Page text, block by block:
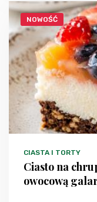
NOWOŚĆ
CIASTA I TORTY
Ciasto na
owocową